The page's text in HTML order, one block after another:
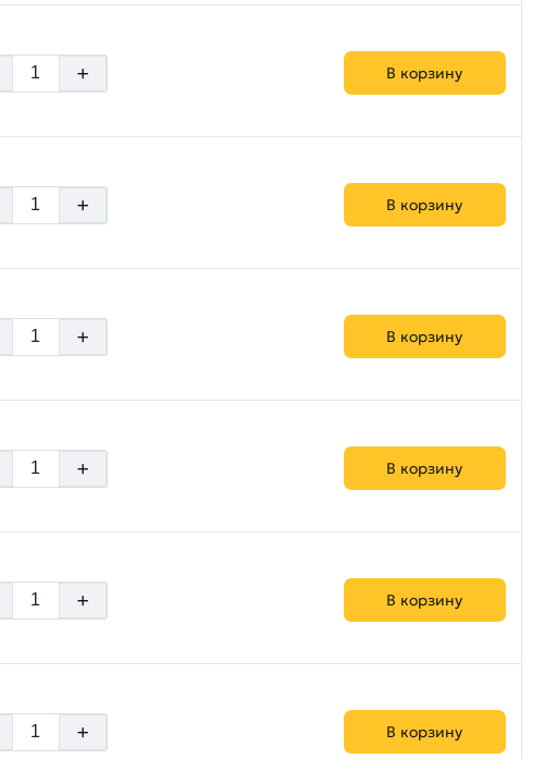
+ В корзину
+ В корзину
+ В корзину
+ В корзину
+ В корзину
+ В корзину